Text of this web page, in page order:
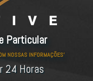
Particular
NOSSAS INFORMAÇÕES'
24 Horas